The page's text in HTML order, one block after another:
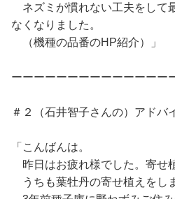
ネズミが慣れない工夫をして
なくなりました。
（機種の品番のHP紹介）」
ーーーーーーーーーーーーーー
＃２（石井智子さんの）アドバ
「こんばんは。
昨日はお疲れ様でした。寄せ
うちも葉牡丹の寄せ植えをし